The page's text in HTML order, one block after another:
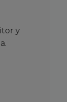
y